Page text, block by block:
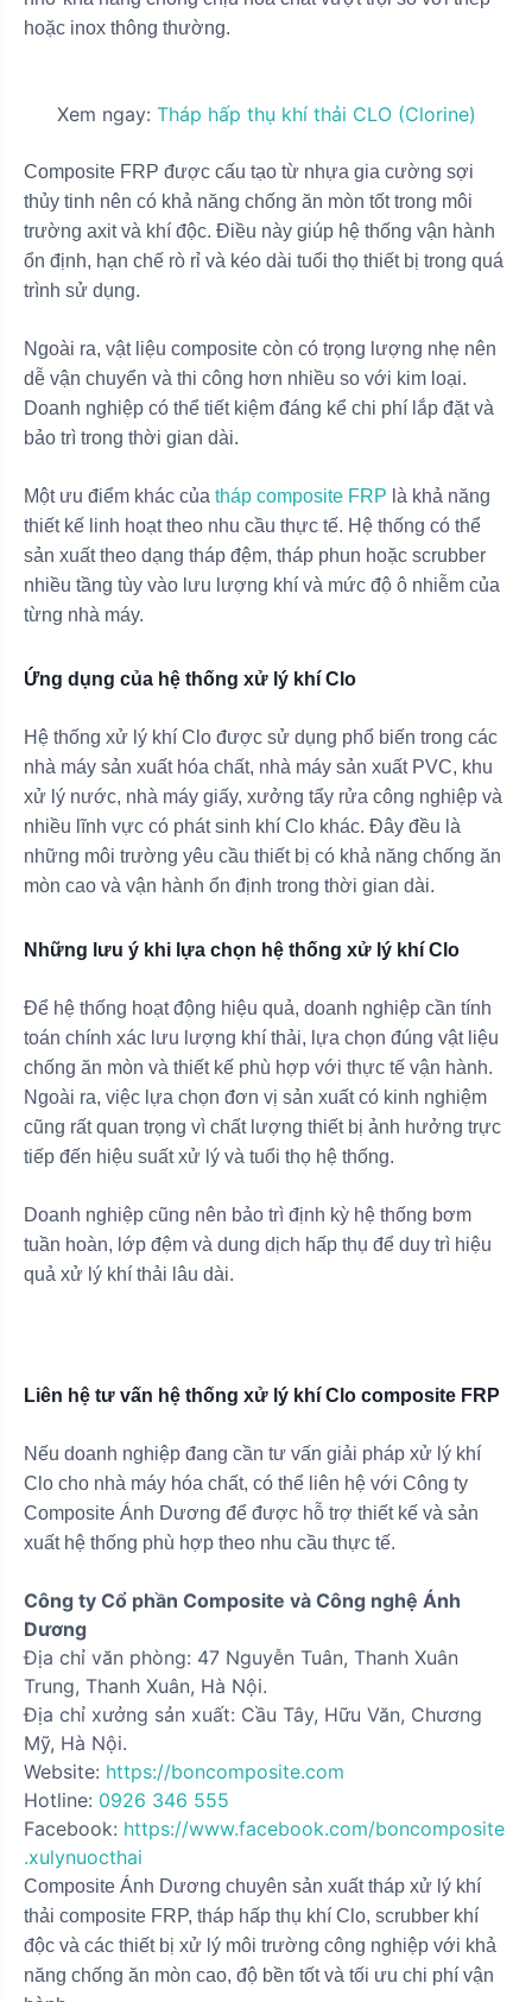
hoặc inox thông thường.
Xem ngay: Tháp hấp thụ khí thải CLO (Clorine)
Composite FRP được cấu tạo từ nhựa gia cường sợi
thủy tinh nên có khả năng chống ăn mòn tốt trong môi
trường axit và khí độc. Điều này giúp hệ thống vận hành
ổn định, hạn chế rò rỉ và kéo dài tuổi thọ thiết bị trong quá
trình sử dụng.
Ngoài ra, vật liệu composite còn có trọng lượng nhẹ nên
dễ vận chuyển và thi công hơn nhiều so với kim loại.
Doanh nghiệp có thể tiết kiệm đáng kể chi phí lắp đặt và
bảo trì trong thời gian dài.
Một ưu điểm khác của tháp composite FRP là khả năng
thiết kế linh hoạt theo nhu cầu thực tế. Hệ thống có thể
sản xuất theo dạng tháp đệm, tháp phun hoặc scrubber
nhiều tầng tùy vào lưu lượng khí và mức độ ô nhiễm của
từng nhà máy.
Ứng dụng của hệ thống xử lý khí Clo
Hệ thống xử lý khí Clo được sử dụng phổ biến trong các
nhà máy sản xuất hóa chất, nhà máy sản xuất PVC, khu
xử lý nước, nhà máy giấy, xưởng tẩy rửa công nghiệp và
nhiều lĩnh vực có phát sinh khí Clo khác. Đây đều là
những môi trường yêu cầu thiết bị có khả năng chống ăn
mòn cao và vận hành ổn định trong thời gian dài.
Những lưu ý khi lựa chọn hệ thống xử lý khí Clo
Để hệ thống hoạt động hiệu quả, doanh nghiệp cần tính
toán chính xác lưu lượng khí thải, lựa chọn đúng vật liệu
chống ăn mòn và thiết kế phù hợp với thực tế vận hành.
Ngoài ra, việc lựa chọn đơn vị sản xuất có kinh nghiệm
cũng rất quan trọng vì chất lượng thiết bị ảnh hưởng trực
tiếp đến hiệu suất xử lý và tuổi thọ hệ thống.
Doanh nghiệp cũng nên bảo trì định kỳ hệ thống bơm
tuần hoàn, lớp đệm và dung dịch hấp thụ để duy trì hiệu
quả xử lý khí thải lâu dài.
Liên hệ tư vấn hệ thống xử lý khí Clo composite FRP
Nếu doanh nghiệp đang cần tư vấn giải pháp xử lý khí
Clo cho nhà máy hóa chất, có thể liên hệ với Công ty
Composite Ánh Dương để được hỗ trợ thiết kế và sản
xuất hệ thống phù hợp theo nhu cầu thực tế.
Công ty Cổ phần Composite và Công nghệ Ánh
Dương
Địa chỉ văn phòng: 47 Nguyễn Tuân, Thanh Xuân
Trung, Thanh Xuân, Hà Nội.
Địa chỉ xưởng sản xuất: Cầu Tây, Hữu Văn, Chương
Mỹ, Hà Nội.
Website: https://boncomposite.com
Hotline: 0926 346 555
Facebook: https://www.facebook.com/boncomposite
.xulynuocthai
Composite Ánh Dương chuyên sản xuất tháp xử lý khí
thải composite FRP, tháp hấp thụ khí Clo, scrubber khí
độc và các thiết bị xử lý môi trường công nghiệp với khả
năng chống ăn mòn cao, độ bền tốt và tối ưu chi phí vận